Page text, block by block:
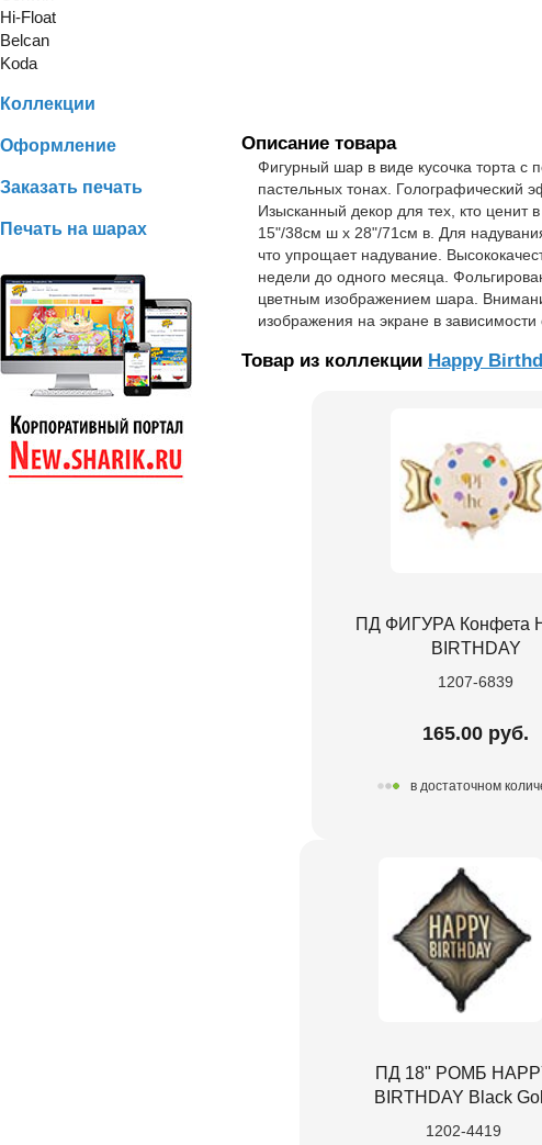
Hi-Float
Belcan
Koda
Коллекции
Оформление
Заказать печать
Печать на шарах
Описание товара
Фигурный шар в виде кусочка торта
пастельных тонах. Голографический
Изысканный декор для тех, кто ценит
15"/38см ш x 28"/71см в. Для
что упрощает надувание.
недели до одного месяца.
цветным изображением шара.
изображения на экране в зависимости
Товар из коллекции Happy
ПД ФИГУРА Конфета
BIRTHDAY
1207-6839
165.00 руб.
в достаточном
ПД 18" РОМБ
BIRTHDAY Black
1202-4419